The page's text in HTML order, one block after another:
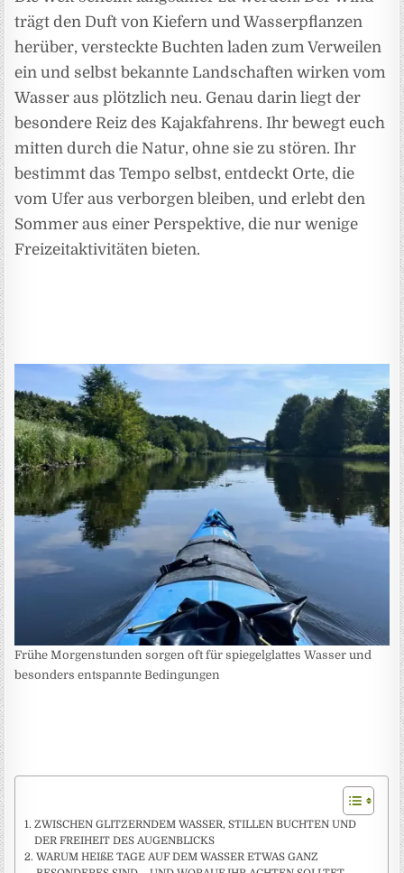
trägt den Duft von Kiefern und Wasserpflanzen
herüber, versteckte Buchten laden zum Verweilen
ein und selbst bekannte Landschaften wirken vom
Wasser aus plötzlich neu. Genau darin liegt der
besondere Reiz des Kajakfahrens. Ihr bewegt euch
mitten durch die Natur, ohne sie zu stören. Ihr
bestimmt das Tempo selbst, entdeckt Orte, die
vom Ufer aus verborgen bleiben, und erlebt den
Sommer aus einer Perspektive, die nur wenige
Freizeitaktivitäten bieten.
Frühe Morgenstunden sorgen oft für spiegelglattes Wasser und
besonders entspannte Bedingungen
ZWISCHEN GLITZERNDEM WASSER, STILLEN BUCHTEN UND
DER FREIHEIT DES AUGENBLICKS
WARUM HEIßE TAGE AUF DEM WASSER ETWAS GANZ